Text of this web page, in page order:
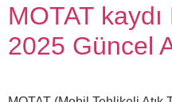
MOTAT kaydı
2025 Güncel